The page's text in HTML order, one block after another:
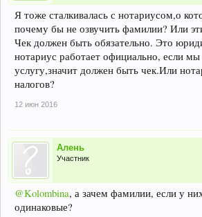
Я тоже сталкивалась с нотариусом,о
почему бы не озвучить фамилии? Или
Чек должен быть обязательно. Это
нотариус работает официально, если
услугу,значит должен быть чек.Или
налогов?
12 июн 2016
Алень
Участник
@Kolombina, а зачем фамилии, если у
одинаковые?